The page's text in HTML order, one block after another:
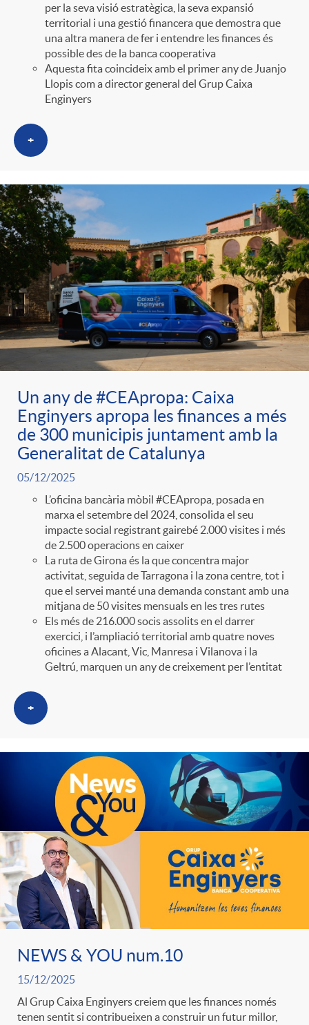
per la seva visió estratègica, la seva expansió
territorial i una gestió financera que demostra que
una altra manera de fer i entendre les finances és
possible des de la banca cooperativa
Aquesta fita coincideix amb el primer any de Juanjo
Llopis com a director general del Grup Caixa
Enginyers
+
Un any de #CEApropa: Caixa
Enginyers apropa les finances a més
de 300 municipis juntament amb la
Generalitat de Catalunya
05/12/2025
L’oficina bancària mòbil #CEApropa, posada en
marxa el setembre del 2024, consolida el seu
impacte social registrant gairebé 2.000 visites i més
de 2.500 operacions en caixer
La ruta de Girona és la que concentra major
activitat, seguida de Tarragona i la zona centre, tot i
que el servei manté una demanda constant amb una
mitjana de 50 visites mensuals en les tres rutes
Els més de 216.000 socis assolits en el darrer
exercici, i l’ampliació territorial amb quatre noves
oficines a Alacant, Vic, Manresa i Vilanova i la
Geltrú, marquen un any de creixement per l’entitat
+
NEWS & YOU num.10
15/12/2025
Al Grup Caixa Enginyers creiem que les finances només
tenen sentit si contribueixen a construir un futur millor,